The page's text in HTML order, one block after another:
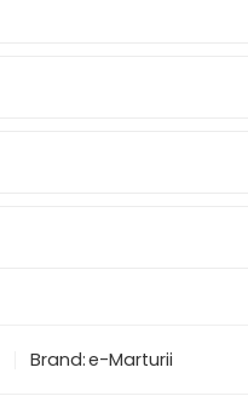
Brand:e-Marturii